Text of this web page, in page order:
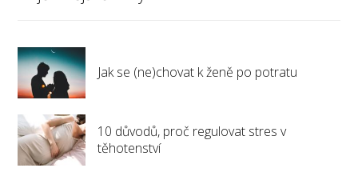
Jak se (ne)chovat k ženě po potratu
10 důvodů, proč regulovat stres v
těhotenství